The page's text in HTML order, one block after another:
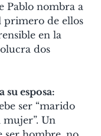
Pablo nombra a
primero de ellos
en la
dos
su esposa:
ser “marido
mujer”. Un